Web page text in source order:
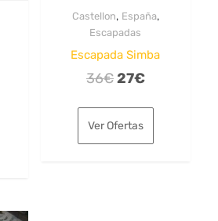
Castellon, España,
Escapadas
Escapada Simba
36€El
original
era:
27€El
es:
Ver Ofertas